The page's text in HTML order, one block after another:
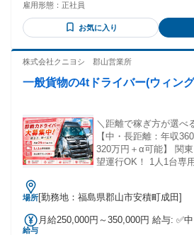
チームで協力して業務に取り組める
機会 ⭐ 未経験からプロを目指せます
あり ・費用負担を抑えてスキルア
正当に評価します ・未経験の方も安
す
雇用形態： 正社員
お気に入り
株式会社クニヨシ 郡山営業所
一般貨物の4tドライバー(ウィン
＼距離で稼ぎ方が選べ
【中・長距離：年収
320万円＋α可能】 関東・中距離・長距離まで希
望運行OK！ 1人1台専用車両でストレス少な
場所[勤務地：福島県郡山市安積町成田]
給与
月給250,000円～350,000円 給与: ✅中・長距離ドライバー：月